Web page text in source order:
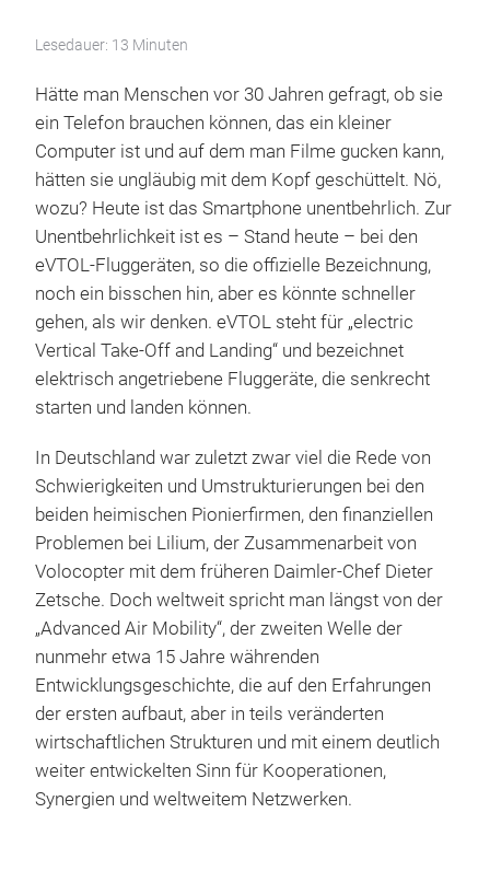
Lesedauer: 13 Minuten
Hätte man Menschen vor 30 Jahren gefragt, ob sie
ein Telefon brauchen können, das ein kleiner
Computer ist und auf dem man Filme gucken kann,
hätten sie ungläubig mit dem Kopf geschüttelt. Nö,
wozu? Heute ist das Smartphone unentbehrlich. Zur
Unentbehrlichkeit ist es – Stand heute – bei den
eVTOL-Fluggeräten, so die offizielle Bezeichnung,
noch ein bisschen hin, aber es könnte schneller
gehen, als wir denken. eVTOL steht für „electric
Vertical Take-Off and Landing“ und bezeichnet
elektrisch angetriebene Fluggeräte, die senkrecht
starten und landen können.
In Deutschland war zuletzt zwar viel die Rede von
Schwierigkeiten und Umstrukturierungen bei den
beiden heimischen Pionierfirmen, den finanziellen
Problemen bei Lilium, der Zusammenarbeit von
Volocopter mit dem früheren Daimler-Chef Dieter
Zetsche. Doch weltweit spricht man längst von der
„Advanced Air Mobility“, der zweiten Welle der
nunmehr etwa 15 Jahre währenden
Entwicklungsgeschichte, die auf den Erfahrungen
der ersten aufbaut, aber in teils veränderten
wirtschaftlichen Strukturen und mit einem deutlich
weiter entwickelten Sinn für Kooperationen,
Synergien und weltweitem Netzwerken.